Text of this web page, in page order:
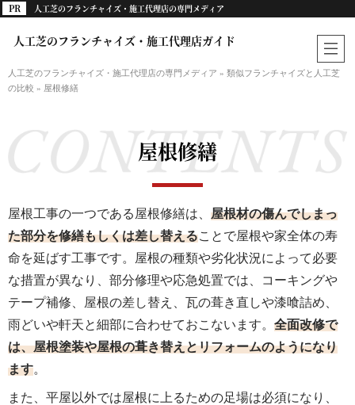
人工芝のフランチャイズ・施工代理店の専門メディア
人工芝のフランチャイズ・施工代理店ガイド
人工芝のフランチャイズ・施工代理店の専門メディア » 類似フランチャイズと人工芝
の比較 » 屋根修繕
屋根修繕
屋根工事の一つである屋根修繕は、 屋根材の傷んでしまっ
た部分を修繕もしくは差し替えることで屋根や家全体の寿
命を延ばす工事です。屋根の種類や劣化状況によって必要
な措置が異なり、部分修理や応急処置では、コーキングや
テープ補修、屋根の差し替え、瓦の葺き直しや漆喰詰め、
雨どいや軒天と細部に合わせておこないます。 全面改修で
は、屋根塗装や屋根の葺き替えとリフォームのようになり
ます。
また、平屋以外では屋根に上るための足場は必須になり、